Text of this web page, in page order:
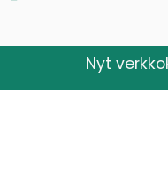
Nyt